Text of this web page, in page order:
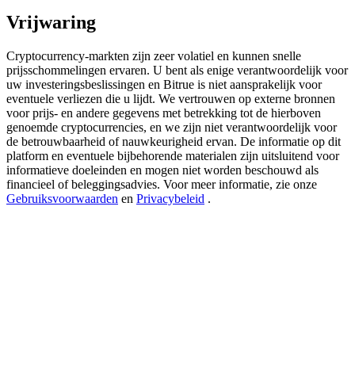
Register & Trade to Win 500,000 USDT
Precious Metals Trading Carnival
Trade Gold & Silver · 33,333 USDT Bonus
USDT New User Exclusive 10% APR
USDT Flexible Staking | Daily Rewards
Vrijwaring
Cryptocurrency-markten zijn zeer volatiel en kunnen snelle
prijsschommelingen ervaren. U bent als enige verantwoordelijk voor
uw investeringsbeslissingen en Bitrue is niet aansprakelijk voor
eventuele verliezen die u lijdt. We vertrouwen op externe bronnen
voor prijs- en andere gegevens met betrekking tot de hierboven
genoemde cryptocurrencies, en we zijn niet verantwoordelijk voor
de betrouwbaarheid of nauwkeurigheid ervan. De informatie op dit
platform en eventuele bijbehorende materialen zijn uitsluitend voor
informatieve doeleinden en mogen niet worden beschouwd als
financieel of beleggingsadvies. Voor meer informatie, zie onze
Gebruiksvoorwaarden en Privacybeleid .